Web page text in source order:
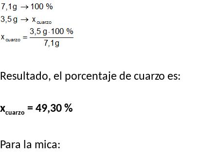
Resultado, el porcentaje de cuarzo es:
xcuarzo = 49,30 %
Para la mica: